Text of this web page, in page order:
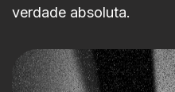
verdade absoluta.